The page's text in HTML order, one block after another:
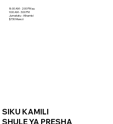
8:00 AM - 2:00 PM au
9:00 AM - 3:00 PM
Jumatatu - Alhamisi
$730 Mwezi
SIKU KAMILI
SHULE YA PRESHA